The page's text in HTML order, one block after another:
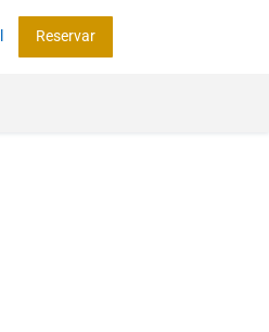
Reservar